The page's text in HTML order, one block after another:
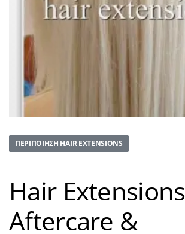
ΠΕΡΙΠΟΊΗΣΗ HAIR EXTENSIONS
Hair Extensions
Aftercare &